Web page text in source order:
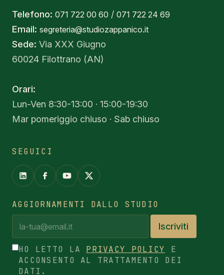
Telefono: 071 722 00 60 / 071 722 24 69
Email: segreteria@studiozappanico.it
Sede: Via XXX Giugno
60024 Filottrano (AN)
Orari:
Lun-Ven 8:30-13:00 · 15:00-19:30
Mar pomeriggio chiuso · Sab chiuso
SEGUICI
AGGIORNAMENTI DALLO STUDIO
Iscriviti
HO LETTO LA PRIVACY POLICY
E
ACCONSENTO AL TRATTAMENTO DEI
DATI.